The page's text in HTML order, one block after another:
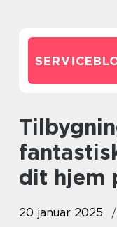
Tilbygninger – En
dit hjem
20 januar 2025